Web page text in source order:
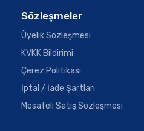
Sözleşmeler
Üyelik Sözleşmesi
KVKK Bildirimi
Çerez Politikası
İptal / İade Şartları
Mesafeli Satış Sözleşmesi